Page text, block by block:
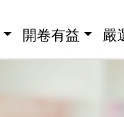
開卷有益 嚴